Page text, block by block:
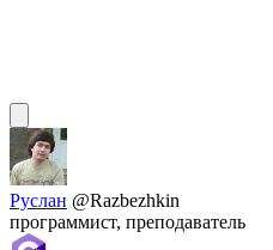
Руслан @Razbezhkin
программист, преподаватель